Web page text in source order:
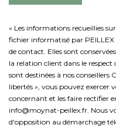
« Les informations recueillies
fichier informatisé par
de contact. Elles sont
la relation client dans le respect
sont destinées à nos
libertés », vous pouvez exercer
concernant et les faire rectifier
info@moynat-peillex.fr. Nous
d'opposition au démarchage